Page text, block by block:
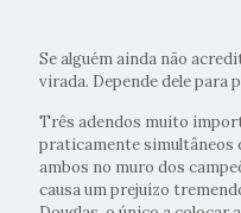
Se alguém ainda não
virada. Depende dele para
Três adendos muito
praticamente simultâneos
ambos no muro dos
causa um prejuízo